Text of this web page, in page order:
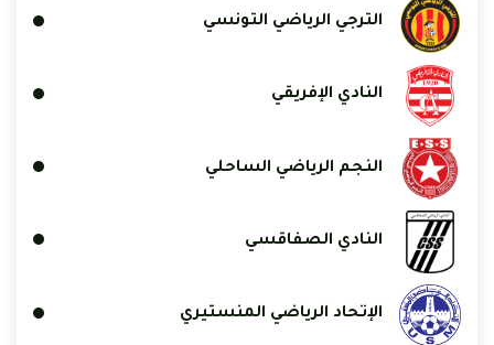
الترجي الرياضي التونسي
النادي الإفريقي
النجم الرياضي الساحلي
النادي الصفاقسي
الإتحاد الرياضي المنستيري